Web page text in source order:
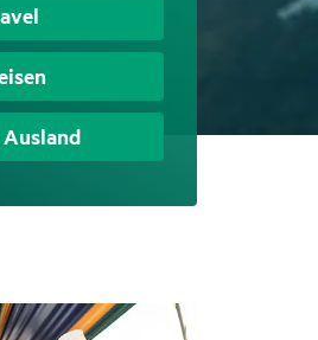
Ausland